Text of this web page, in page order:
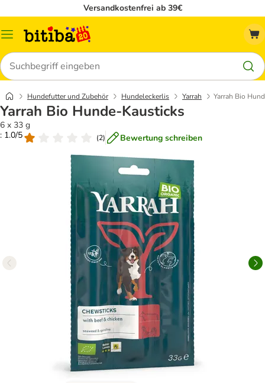
Versandkostenfrei ab 39€
Menü
Suchen
Hundefutter und Zubehör Hundeleckerlis Yarrah Yarrah Bio
Yarrah Bio Hunde-Kausticks
6 x 33 g
: 1.0/5
(2) Bewertung schreiben